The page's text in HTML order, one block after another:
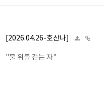
[2026.04.26-호산나]
"물 위를 걷는 자"